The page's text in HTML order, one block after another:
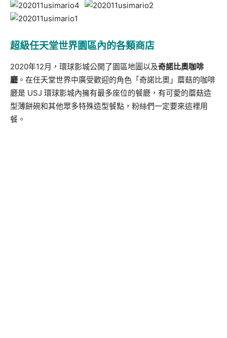
超級任天堂世界園區內的各類商店
2020年12月，環球影城公開了園區地圖以及奇諾比奧咖啡
廳 。在任天堂世界中廣受歡迎的角色「奇諾比奧」蘑菇的咖啡
廳是 USJ 環球影城內擁有最多座位的餐廳，有可愛的蘑菇造
型薄餅碗和其他眾多特殊造型餐點，粉絲們一定要來這裡用
餐。